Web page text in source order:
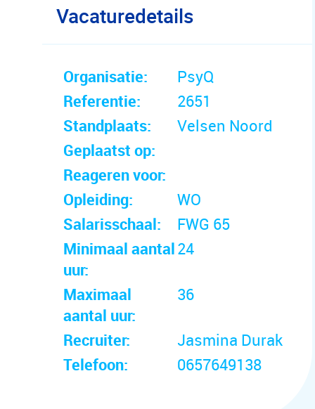
Vacaturedetails
Organisatie:
PsyQ
Referentie:
2651
Standplaats:
Velsen Noord
Geplaatst op:
Reageren voor:
Opleiding:
WO
Salarisschaal:
FWG 65
Minimaal aantal
uur:
24
Maximaal
aantal uur:
36
Recruiter:
Jasmina Durak
Telefoon:
0657649138